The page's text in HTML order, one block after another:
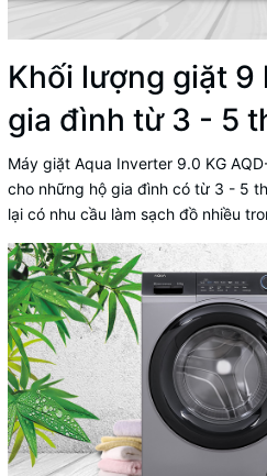
Khối lượng giặt 9
gia đình từ 3 - 5
Máy giặt Aqua Inverter 9.0 KG
cho những hộ gia đình có từ 3 - 5
lại có nhu cầu làm sạch đồ nhiều